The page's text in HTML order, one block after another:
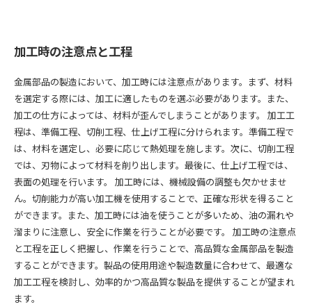
加工時の注意点と工程
金属部品の製造において、加工時には注意点があります。まず、材料
を選定する際には、加工に適したものを選ぶ必要があります。また、
加工の仕方によっては、材料が歪んでしまうことがあります。 加工工
程は、準備工程、切削工程、仕上げ工程に分けられます。準備工程で
は、材料を選定し、必要に応じて熱処理を施します。次に、切削工程
では、刃物によって材料を削り出します。最後に、仕上げ工程では、
表面の処理を行います。 加工時には、機械設備の調整も欠かせませ
ん。切削能力が高い加工機を使用することで、正確な形状を得ること
ができます。また、加工時には油を使うことが多いため、油の漏れや
溜まりに注意し、安全に作業を行うことが必要です。 加工時の注意点
と工程を正しく把握し、作業を行うことで、高品質な金属部品を製造
することができます。製品の使用用途や製造数量に合わせて、最適な
加工工程を検討し、効率的かつ高品質な製品を提供することが望まれ
ます。